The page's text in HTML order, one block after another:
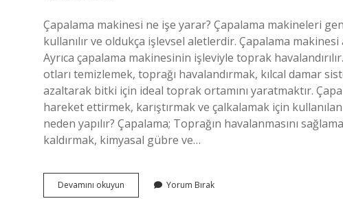
Çapalama makinesi ne işe yarar? Çapalama makineleri
kullanılır ve oldukça işlevsel aletlerdir. Çapalama
Ayrıca çapalama makinesinin işleviyle toprak
otları temizlemek, toprağı havalandırmak, kılcal damar
azaltarak bitki için ideal toprak ortamını yaratmaktır.
hareket ettirmek, karıştırmak ve çalkalamak için
neden yapılır? Çapalama; Toprağın havalanmasını
kaldırmak, kimyasal gübre ve…
Devamını okuyun Çapalama
Makinesi
Yorum Bırak